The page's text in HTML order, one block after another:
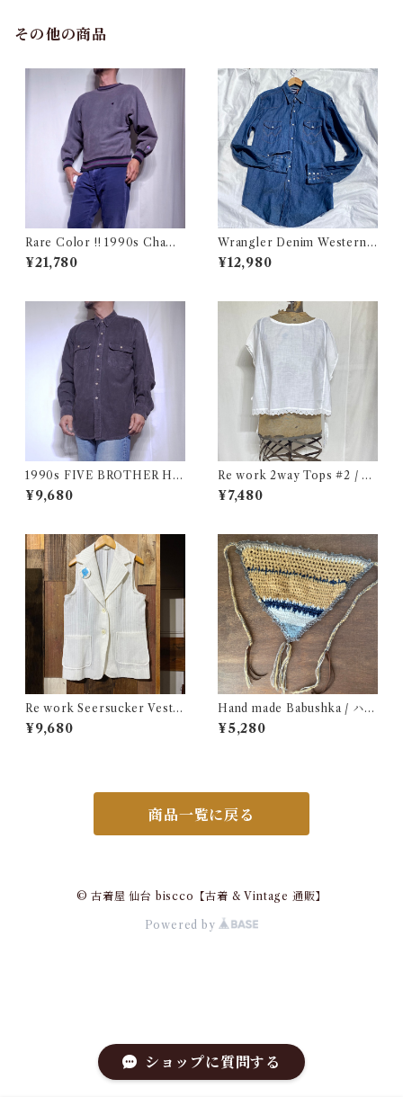
ショップに質問する
その他の商品
Rare Color !! 1990s Champ
ion Reverse Weave Charco
al Gray Size M / チャンピオ
¥21,780
Wrangler Denim Western S
hirt 16 1/2 Made in USA / ラ
ングラー デニム ウエスタン シ
¥12,980
1990s FIVE BROTHER He
avy Flannel Shirt CHAMOI
S CLOTH Black USA / ファ
¥9,680
Re work 2way Tops #2 / リ
ワーク 2way トップス 古着
¥7,480
Re work Seersucker Vest /
リワーク シアサッカー ベスト
古着
¥9,680
Hand made Babushka / ハン
ドメイド バブーシュカ
¥5,280
商品一覧に戻る
© 古着屋 仙台 biscco【古着 & Vintage 通販】
Powered by